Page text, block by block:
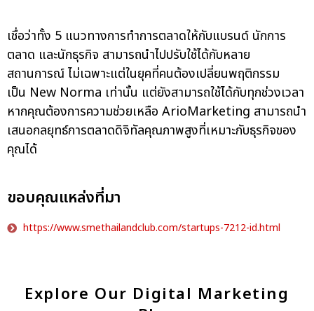
เชื่อว่าทั้ง 5 แนวทางการทำการตลาดให้กับแบรนด์ นักการ
ตลาด และนักธุรกิจ สามารถนำไปปรับใช้ได้กับหลาย
สถานการณ์ ไม่เฉพาะแต่ในยุคที่คนต้องเปลี่ยนพฤติกรรม
เป็น New Norma เท่านั้น แต่ยังสามารถใช้ได้กับทุกช่วงเวลา
หากคุณต้องการความช่วยเหลือ ArioMarketing สามารถนำ
เสนอกลยุทธ์การตลาดดิจิทัลคุณภาพสูงที่เหมาะกับธุรกิจของ
คุณได้
ขอบคุณแหล่งที่มา
https://www.smethailandclub.com/startups-7212-id.html
Explore Our Digital Marketing